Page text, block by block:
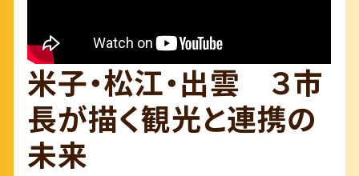
米子・松江・出雲 ３市
長が描く観光と連携の
未来